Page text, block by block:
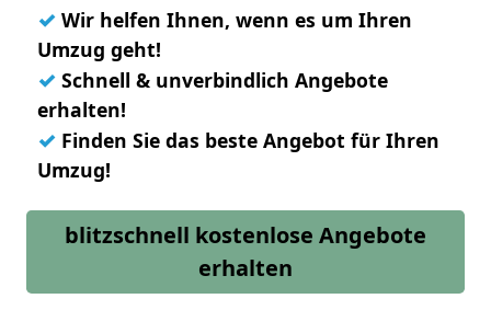
✓ Wir helfen Ihnen, wenn es um Ihren
Umzug geht!
✓ Schnell & unverbindlich Angebote
erhalten!
✓ Finden Sie das beste Angebot für Ihren
Umzug!
blitzschnell kostenlose Angebote
erhalten